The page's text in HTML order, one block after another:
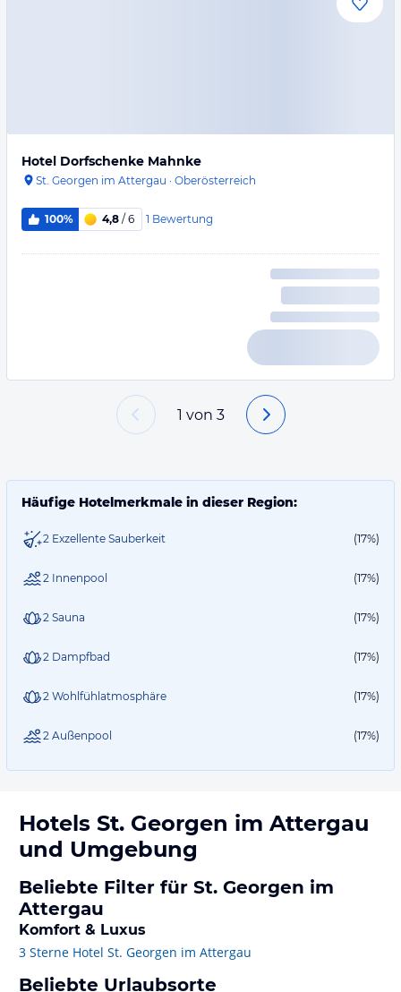
Hotel Dorfschenke Mahnke
St. Georgen im Attergau · Oberösterreich
100% 4,8 / 6 1 Bewertung
1 von 3
Häufige Hotelmerkmale in dieser Region:
2 Exzellente Sauberkeit (17%)
2 Innenpool (17%)
2 Sauna (17%)
2 Dampfbad (17%)
2 Wohlfühlatmosphäre (17%)
2 Außenpool (17%)
Hotels St. Georgen im Attergau
und Umgebung
Beliebte Filter für St. Georgen im
Attergau
Komfort & Luxus
3 Sterne Hotel St. Georgen im Attergau
Beliebte Urlaubsorte